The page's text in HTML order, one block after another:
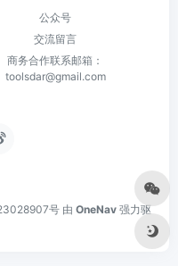
公众号
交流留言
商务合作联系邮箱：
toolsdar@gmail.com
号 由 OneNav 强力驱